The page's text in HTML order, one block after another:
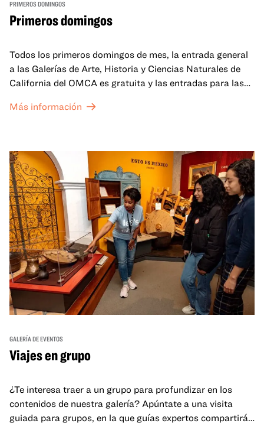
PRIMEROS DOMINGOS
Primeros domingos
Todos los primeros domingos de mes, la entrada general
a las Galerías de Arte, Historia y Ciencias Naturales de
California del OMCA es gratuita y las entradas para las
a un precio reducido de 6 $.
Más información
GALERÍA DE EVENTOS
Viajes en grupo
¿Te interesa traer a un grupo para profundizar en los
contenidos de nuestra galería? Apúntate a una visita
guiada para grupos, en la que guías expertos compartirán